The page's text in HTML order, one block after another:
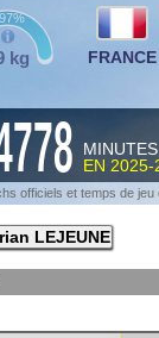
kg
97%
FRANCE
MINUTES
EN 2025-
officiels et temps de
LEJEUNE